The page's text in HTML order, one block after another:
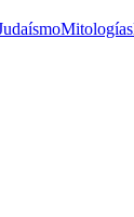
Mitologías